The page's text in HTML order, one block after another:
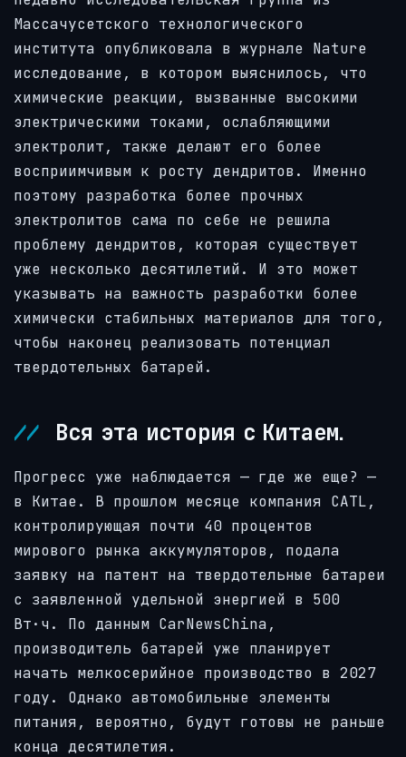
Массачусетского технологического
института опубликовала в журнале Nature
исследование, в котором выяснилось, что
химические реакции, вызванные высокими
электрическими токами, ослабляющими
электролит, также делают его более
восприимчивым к росту дендритов. Именно
поэтому разработка более прочных
электролитов сама по себе не решила
проблему дендритов, которая существует
уже несколько десятилетий. И это может
указывать на важность разработки более
химически стабильных материалов для того,
чтобы наконец реализовать потенциал
твердотельных батарей.
Вся эта история с Китаем.
Прогресс уже наблюдается — где же еще? —
в Китае. В прошлом месяце компания CATL,
контролирующая почти 40 процентов
мирового рынка аккумуляторов, подала
заявку на патент на твердотельные батареи
с заявленной удельной энергией в 500
Вт·ч. По данным CarNewsChina,
производитель батарей уже планирует
начать мелкосерийное производство в 2027
году. Однако автомобильные элементы
питания, вероятно, будут готовы не раньше
конца десятилетия.